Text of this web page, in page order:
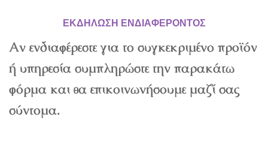
ΕΚΔΗΛΩΣΗ ΕΝΔΙΑΦΕΡΟΝΤΟΣ
Αν ενδιαφέρεστε για το συγκεκριμένο προϊόν
ή υπηρεσία συμπληρώστε την παρακάτω
φόρμα και θα επικοινωνήσουμε μαζί σας
σύντομα.